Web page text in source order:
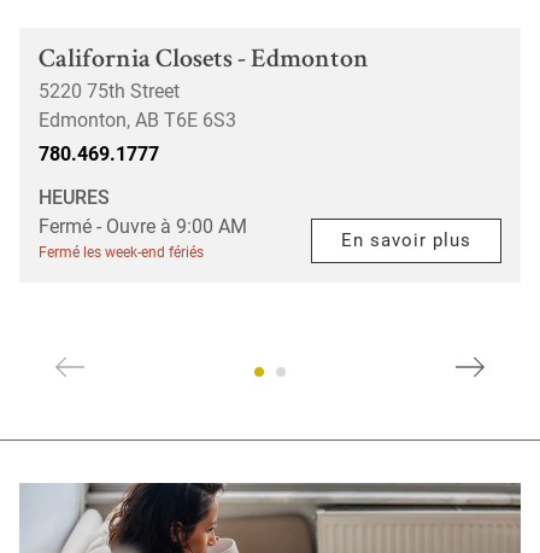
California Closets - Edmonton
5220 75th Street
Edmonton, AB T6E 6S3
téléphone
780.469.1777
HEURES
Fermé - Ouvre à 9:00 AM
Fermé les week-end fériés
En savoir plus